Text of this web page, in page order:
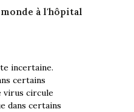
à l'hôpital
incertaine.
certains
virus circule
dans certains